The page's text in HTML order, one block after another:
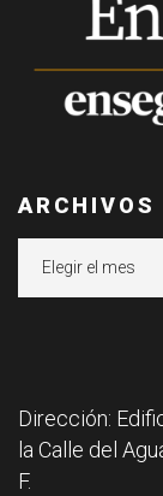
ARCHIVOS
Dirección:
la Calle del
F.